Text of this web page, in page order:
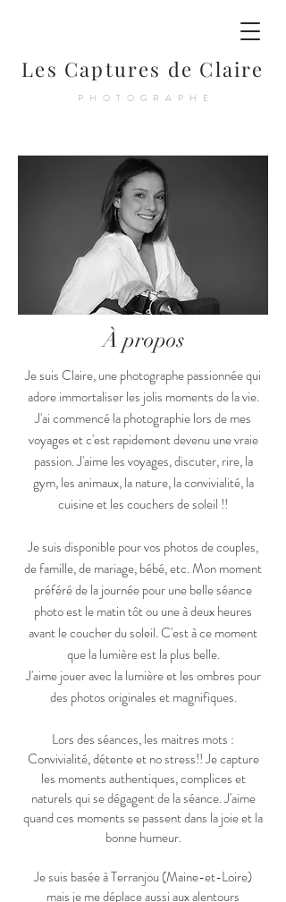
Les Captures de Claire
PHOTOGRAPHE
À propos
Je suis Claire, une photographe passionnée qui
adore immortaliser les jolis moments de la vie.
J'ai commencé la photographie lors de mes
voyages et c'est rapidement devenu une vraie
passion. J'aime les voyages, discuter, rire, la
gym, les animaux, la nature, laconvivialité, la
cuisine et les couchers de soleil !!
Je suis disponible pour vos photos de couples,
de famille, de mariage, bébé, etc. Mon moment
préféré de la journée pour une belle séance
photo est le matin tôt ou une à deux heures
avant le coucher du soleil. C'est à ce moment
que la lumière est la plus belle.
J'aime jouer avec la lumière et les ombres pour
des photos originales et magnifiques.
Lors des séances, les maitres mots :
Convivialité, détente et no stress!! Je capture
les moments authentiques, complices et
naturels qui se dégagent de la séance. J'aime
quand ces moments se passent dans la joie et la
bonne humeur.
Je suis basée à Terranjou (Maine-et-Loire)
mais je me déplace aussi aux alentours